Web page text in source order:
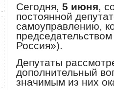
Сегодня, 5 июня,
постоянной
самоуправлению,
Россия»).
Депутаты
дополнительный
значимым из них